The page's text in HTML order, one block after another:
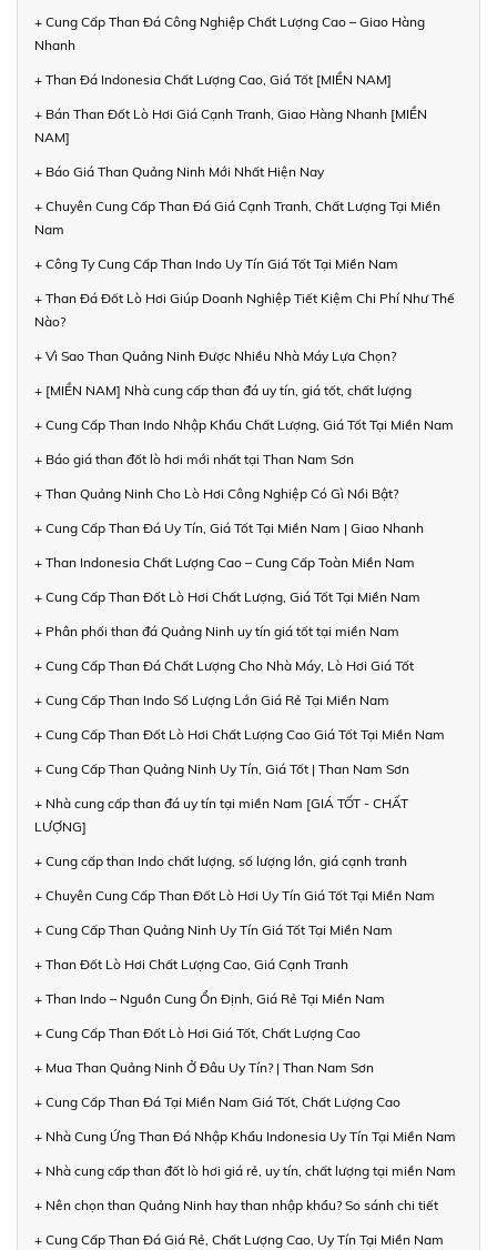
+ Cung Cấp Than Đá Công Nghiệp Chất Lượng Cao – Giao Hàng
Nhanh
+ Than Đá Indonesia Chất Lượng Cao, Giá Tốt [MIỀN NAM]
+ Bán Than Đốt Lò Hơi Giá Cạnh Tranh, Giao Hàng Nhanh [MIỀN
NAM]
+ Báo Giá Than Quảng Ninh Mới Nhất Hiện Nay
+ Chuyên Cung Cấp Than Đá Giá Cạnh Tranh, Chất Lượng Tại Miền
Nam
+ Công Ty Cung Cấp Than Indo Uy Tín Giá Tốt Tại Miền Nam
+ Than Đá Đốt Lò Hơi Giúp Doanh Nghiệp Tiết Kiệm Chi Phí Như Thế
Nào?
+ Vì Sao Than Quảng Ninh Được Nhiều Nhà Máy Lựa Chọn?
+ [MIỀN NAM] Nhà cung cấp than đá uy tín, giá tốt, chất lượng
+ Cung Cấp Than Indo Nhập Khẩu Chất Lượng, Giá Tốt Tại Miền Nam
+ Báo giá than đốt lò hơi mới nhất tại Than Nam Sơn
+ Than Quảng Ninh Cho Lò Hơi Công Nghiệp Có Gì Nổi Bật?
+ Cung Cấp Than Đá Uy Tín, Giá Tốt Tại Miền Nam | Giao Nhanh
+ Than Indonesia Chất Lượng Cao – Cung Cấp Toàn Miền Nam
+ Cung Cấp Than Đốt Lò Hơi Chất Lượng, Giá Tốt Tại Miền Nam
+ Phân phối than đá Quảng Ninh uy tín giá tốt tại miền Nam
+ Cung Cấp Than Đá Chất Lượng Cho Nhà Máy, Lò Hơi Giá Tốt
+ Cung Cấp Than Indo Số Lượng Lớn Giá Rẻ Tại Miền Nam
+ Cung Cấp Than Đốt Lò Hơi Chất Lượng Cao Giá Tốt Tại Miền Nam
+ Cung Cấp Than Quảng Ninh Uy Tín, Giá Tốt | Than Nam Sơn
+ Nhà cung cấp than đá uy tín tại miền Nam [GIÁ TỐT - CHẤT
LƯỢNG]
+ Cung cấp than Indo chất lượng, số lượng lớn, giá cạnh tranh
+ Chuyên Cung Cấp Than Đốt Lò Hơi Uy Tín Giá Tốt Tại Miền Nam
+ Cung Cấp Than Quảng Ninh Uy Tín Giá Tốt Tại Miền Nam
+ Than Đốt Lò Hơi Chất Lượng Cao, Giá Cạnh Tranh
+ Than Indo – Nguồn Cung Ổn Định, Giá Rẻ Tại Miền Nam
+ Cung Cấp Than Đốt Lò Hơi Giá Tốt, Chất Lượng Cao
+ Mua Than Quảng Ninh Ở Đâu Uy Tín? | Than Nam Sơn
+ Cung Cấp Than Đá Tại Miền Nam Giá Tốt, Chất Lượng Cao
+ Nhà Cung Ứng Than Đá Nhập Khẩu Indonesia Uy Tín Tại Miền Nam
+ Nhà cung cấp than đốt lò hơi giá rẻ, uy tín, chất lượng tại miền Nam
+ Nên chọn than Quảng Ninh hay than nhập khẩu? So sánh chi tiết
+ Cung Cấp Than Đá Giá Rẻ, Chất Lượng Cao, Uy Tín Tại Miền Nam